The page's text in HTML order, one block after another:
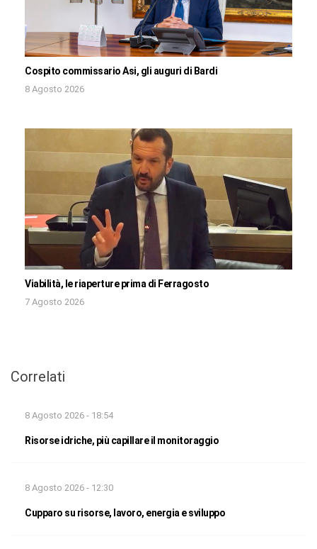
Cospito commissario Asi, gli auguri di Bardi
8 Agosto 2026
Viabilità, le riaperture prima di Ferragosto
7 Agosto 2026
Correlati
8 Agosto 2026 - 18:54
Risorse idriche, più capillare il monitoraggio
8 Agosto 2026 - 12:30
Cupparo su risorse, lavoro, energia e sviluppo